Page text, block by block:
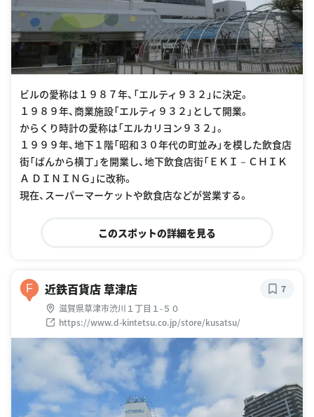
ビルの愛称は１９８７年、「エルティ９３２」に決定。
１９８９年、商業施設「エルティ９３２」として開業。
からくり時計の愛称は「エルカリヨン９３２」。
１９９９年、地下１階「昭和３０年代の町並み」を模した飲食店
街「ばんから横丁」を開業し、地下飲食店街「ＥＫＩ－ＣＨＩＫ
Ａ ＤＩＮＩＮＧ」に改称。
現在、スーパーマーケットや飲食店などが営業する。
このスポットの詳細を見る
F 近鉄百貨店 草津店
滋賀県草津市渋川１丁目１-５０
https://www.d-kintetsu.co.jp/store/kusatsu/
7